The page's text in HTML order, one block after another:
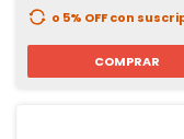
o 5% OFFcon
COMPRAR